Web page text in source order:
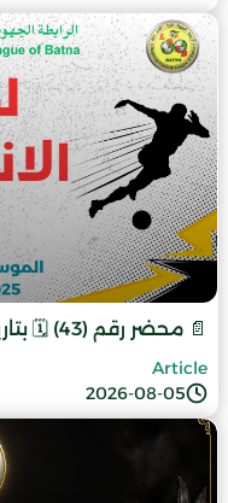
📄 محضر رقم (43) 🗓️ بتاريخ: 30 جويلية 2026
2026-08-05
Article